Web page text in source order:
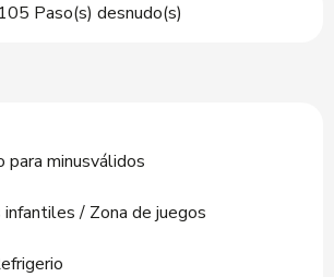
105 Paso(s) desnudo(s)
para minusválidos
infantiles / Zona de juegos